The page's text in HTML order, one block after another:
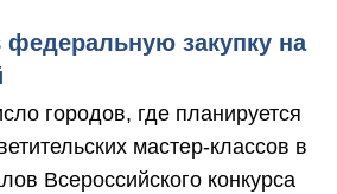
закупку на
городов, где планируется
мастер-классов в
Всероссийского конкурса